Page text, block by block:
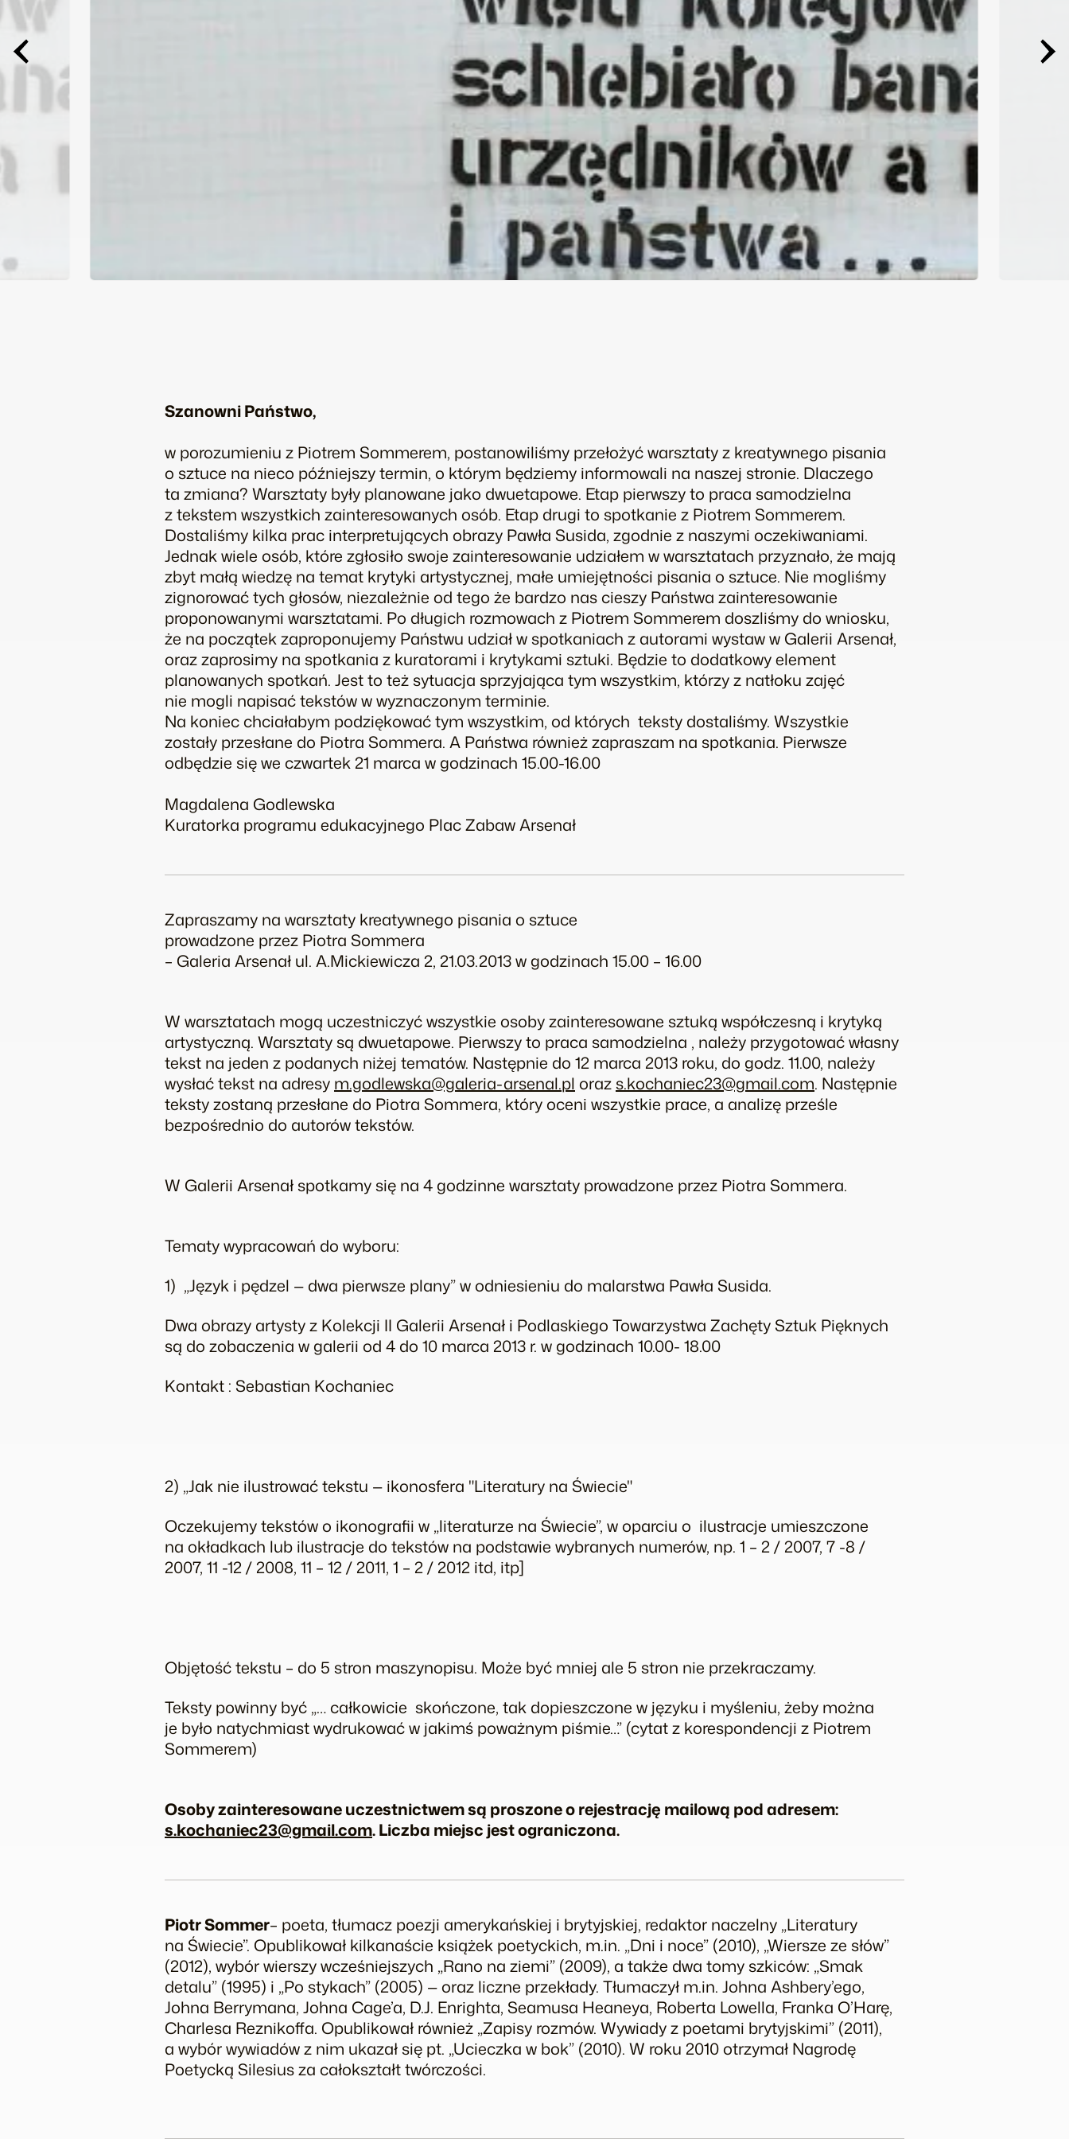
Szanowni Państwo,
w porozumieniu z Piotrem Sommerem, postanowiliśmy przełożyć warsztaty z kreatywnego pisania
o sztuce na nieco późniejszy termin, o którym będziemy informowali na naszej stronie. Dlaczego
ta zmiana? Warsztaty były planowane jako dwuetapowe. Etap pierwszy to praca samodzielna
z tekstem wszystkich zainteresowanych osób. Etap drugi to spotkanie z Piotrem Sommerem.
Dostaliśmy kilka prac interpretujących obrazy Pawła Susida, zgodnie z naszymi oczekiwaniami.
Jednak wiele osób, które zgłosiło swoje zainteresowanie udziałem w warsztatach przyznało, że mają
zbyt małą wiedzę na temat krytyki artystycznej, małe umiejętności pisania o sztuce. Nie mogliśmy
zignorować tych głosów, niezależnie od tego że bardzo nas cieszy Państwa zainteresowanie
proponowanymi warsztatami. Po długich rozmowach z Piotrem Sommerem doszliśmy do wniosku,
że na początek zaproponujemy Państwu udział w spotkaniach z autorami wystaw w Galerii Arsenał,
oraz zaprosimy na spotkania z kuratorami i krytykami sztuki. Będzie to dodatkowy element
planowanych spotkań. Jest to też sytuacja sprzyjająca tym wszystkim, którzy z natłoku zajęć
nie mogli napisać tekstów w wyznaczonym terminie.
Na koniec chciałabym podziękować tym wszystkim, od których teksty dostaliśmy. Wszystkie
zostały przesłane do Piotra Sommera. A Państwa również zapraszam na spotkania. Pierwsze
odbędzie się we czwartek 21 marca w godzinach 15.00-16.00
Magdalena Godlewska
Kuratorka programu edukacyjnego Plac Zabaw Arsenał
Zapraszamy na warsztaty kreatywnego pisania o sztuce
prowadzone przez Piotra Sommera
– Galeria Arsenał ul. A.Mickiewicza 2, 21.03.2013 w godzinach 15.00 – 16.00
W warsztatach mogą uczestniczyć wszystkie osoby zainteresowane sztuką współczesną i krytyką
artystyczną. Warsztaty są dwuetapowe. Pierwszy to praca samodzielna , należy przygotować własny
tekst na jeden z podanych niżej tematów. Następnie do 12 marca 2013 roku, do godz. 11.00, należy
wysłać tekst na adresy m.godlewska@galeria-arsenal.pl oraz s.kochaniec23@gmail.com. Następnie
teksty zostaną przesłane do Piotra Sommera, który oceni wszystkie prace, a analizę prześle
bezpośrednio do autorów tekstów.
W Galerii Arsenał spotkamy się na 4 godzinne warsztaty prowadzone przez Piotra Sommera.
Tematy wypracowań do wyboru:
1) „Język i pędzel — dwa pierwsze plany” w odniesieniu do malarstwa Pawła Susida.
Dwa obrazy artysty z Kolekcji II Galerii Arsenał i Podlaskiego Towarzystwa Zachęty Sztuk Pięknych
są do zobaczenia w galerii od 4 do 10 marca 2013 r. w godzinach 10.00- 18.00
Kontakt : Sebastian Kochaniec
2) „Jak nie ilustrować tekstu — ikonosfera "Literatury na Świecie"
Oczekujemy tekstów o ikonografii w „literaturze na Świecie”, w oparciu o ilustracje umieszczone
na okładkach lub ilustracje do tekstów na podstawie wybranych numerów, np. 1 – 2 / 2007, 7 -8 /
2007, 11 -12 / 2008, 11 – 12 / 2011, 1 – 2 / 2012 itd, itp]
Objętość tekstu – do 5 stron maszynopisu. Może być mniej ale 5 stron nie przekraczamy.
Teksty powinny być „… całkowicie skończone, tak dopieszczone w języku i myśleniu, żeby można
je było natychmiast wydrukować w jakimś poważnym piśmie…” (cytat z korespondencji z Piotrem
Sommerem)
Osoby zainteresowane uczestnictwem są proszone o rejestrację mailową pod adresem:
s.kochaniec23@gmail.com. Liczba miejsc jest ograniczona.
Piotr Sommer– poeta, tłumacz poezji amerykańskiej i brytyjskiej, redaktor naczelny „Literatury
na Świecie”. Opublikował kilkanaście książek poetyckich, m.in. „Dni i noce” (2010), „Wiersze ze słów”
(2012), wybór wierszy wcześniejszych „Rano na ziemi” (2009), a także dwa tomy szkiców: „Smak
detalu” (1995) i „Po stykach” (2005) — oraz liczne przekłady. Tłumaczył m.in. Johna Ashbery’ego,
Johna Berrymana, Johna Cage’a, D.J. Enrighta, Seamusa Heaneya, Roberta Lowella, Franka O’Harę,
Charlesa Reznikoffa. Opublikował również „Zapisy rozmów. Wywiady z poetami brytyjskimi” (2011),
a wybór wywiadów z nim ukazał się pt. „Ucieczka w bok” (2010). W roku 2010 otrzymał Nagrodę
Poetycką Silesius za całokształt twórczości.